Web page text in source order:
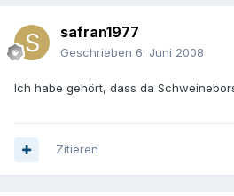
safran1977
Geschrieben 6. Juni 2008
Ich habe gehört, dass da
Zitieren